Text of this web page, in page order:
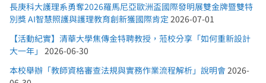
長庚科大護理系勇奪2026羅馬尼亞歐洲盃國際發明展雙金牌暨雙特
別獎 AI智慧照護與護理教育創新獲國際肯定 2026-07-01
【活動紀實】清華大學焦傳金特聘教授，蒞校分享「如何重新設計
大一年」 2026-06-30
本校舉辦「教師資格審查法規與實務作業流程解析」說明會2026-